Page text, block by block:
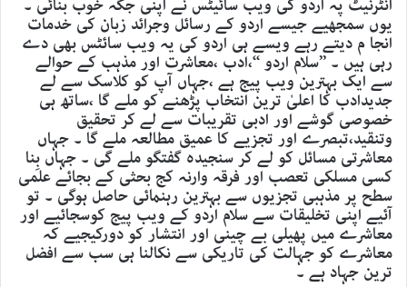
انٹرنیٹ پہ اردو کی ویب سائیٹس نے اپنی جگہ خوب بنائی ۔
یوں سمجھیے جیسے اردو کے رسائل وجرائد زبان کی خدمات
انجا م دیتے رہے ویسے ہی اردو کی یہ ویب سائٹس بھی دے
رہی ہیں ۔ ’’سلام اردو ‘‘،ادب ،معاشرت اور مذہب کے حوالے
سے ایک بہترین ویب پیج ہے ،جہاں آپ کو کلاسک سے لے
جدیدادب کا اعلیٰ ترین انتخاب پڑھنے کو ملے گا ،ساتھ ہی
خصوصی گوشے اور ادبی تقریبات سے لے کر تحقیق
وتنقید،تبصرے اور تجزیے کا عمیق مطالعہ ملے گا ۔ جہاں
معاشرتی مسائل کو لے کر سنجیدہ گفتگو ملے گی ۔ جہاں بِنا
کسی مسلکی تعصب اور فرقہ وارنہ کج بحثی کے بجائے علمی
سطح پر مذہبی تجزیوں سے بہترین رہنمائی حاصل ہوگی ۔ تو
آئیے اپنی تخلیقات سے سلام اردو کے ویب پیج کوسجائیے اور
معاشرے میں پھیلی بے چینی اور انتشار کو دورکیجیے کہ
معاشرے کو جہالت کی تاریکی سے نکالنا ہی سب سے افضل
ترین جہاد ہے ۔